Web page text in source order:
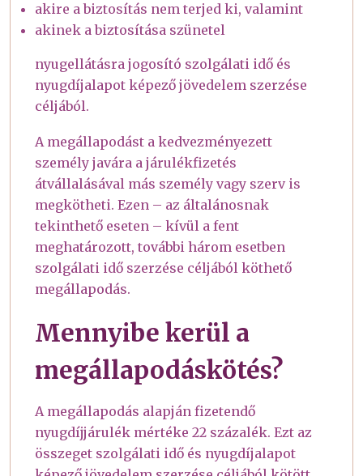
akire a biztosítás nem terjed ki, valamint
akinek a biztosítása szünetel
nyugellátásra jogosító szolgálati idő és
nyugdíjalapot képező jövedelem szerzése
céljából.
A megállapodást a kedvezményezett
személy javára a járulékfizetés
átvállalásával más személy vagy szerv is
megkötheti. Ezen – az általánosnak
tekinthető eseten – kívül a fent
meghatározott, további három esetben
szolgálati idő szerzése céljából köthető
megállapodás.
Mennyibe kerül a
megállapodáskötés?
A megállapodás alapján fizetendő
nyugdíjjárulék mértéke 22 százalék. Ezt az
összeget szolgálati idő és nyugdíjalapot